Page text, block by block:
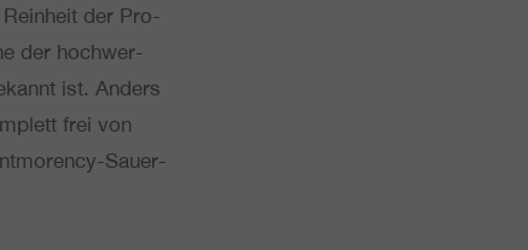
Rein­heit der Pro­
der hoch­wer­
ist. Anders
frei von
Sau­er­